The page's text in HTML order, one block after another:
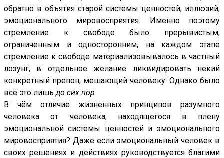
обратно в объятия старой системы ценностей, иллюзий,
эмоционального мировосприятия. Именно поэтому
стремление к свободе было прерывистым,
ограниченным и односторонним, на каждом этапе
стремление к свободе материализовывалось в частный
лозунг, в отдельное желание ликвидировать некий
конкретный препон, мешающий человеку. Однако было
всё это лишьдо сих пор.
В чём отличие жизненных принципов разумного
человека от человека, находящегося в плену
эмоциональной системы ценностей и эмоционального
мировосприятия? Даже если эмоциональный человек в
своих решениях и действиях руководствуется благими